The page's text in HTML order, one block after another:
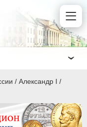
/ Александр I /